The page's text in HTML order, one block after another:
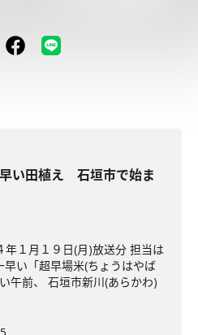
い田植え 石垣市で始ま
月１９日(月)放送分 担当は
い「超早場米(ちょうはやば
午前、 石垣市新川(あらかわ)